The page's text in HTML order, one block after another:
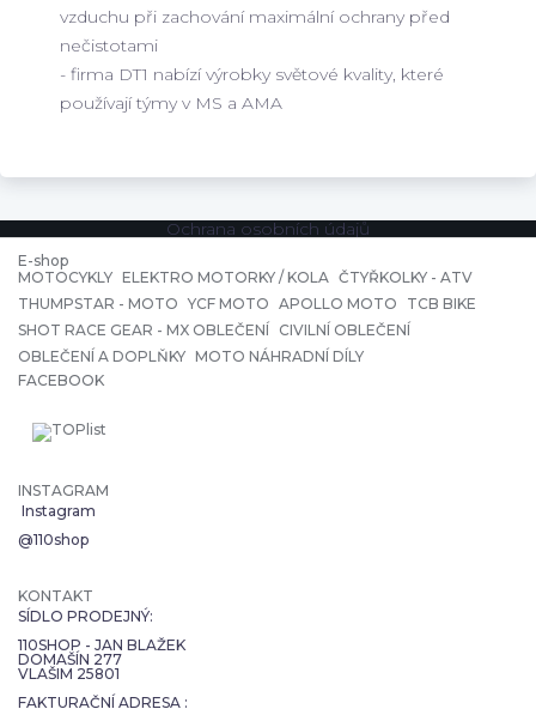
vzduchu při zachování maximální ochrany před
nečistotami
- firma DT1 nabízí výrobky světové kvality, které
používají týmy v MS a AMA
Ochrana osobních údajů
E-shop
MOTOCYKLY ELEKTRO MOTORKY / KOLA ČTYŘKOLKY - ATV
THUMPSTAR - MOTO YCF MOTO APOLLO MOTO
TCB BIKE
SHOT RACE GEAR - MX OBLEČENÍ
CIVILNÍ OBLEČENÍ
OBLEČENÍ A DOPLŇKY MOTO NÁHRADNÍ DÍLY
FACEBOOK
INSTAGRAM
Instagram
@110shop
KONTAKT
SÍDLO PRODEJNÝ:
110SHOP - JAN BLAŽEK
DOMAŠÍN 277
VLAŠIM 25801
FAKTURAČNÍ ADRESA :